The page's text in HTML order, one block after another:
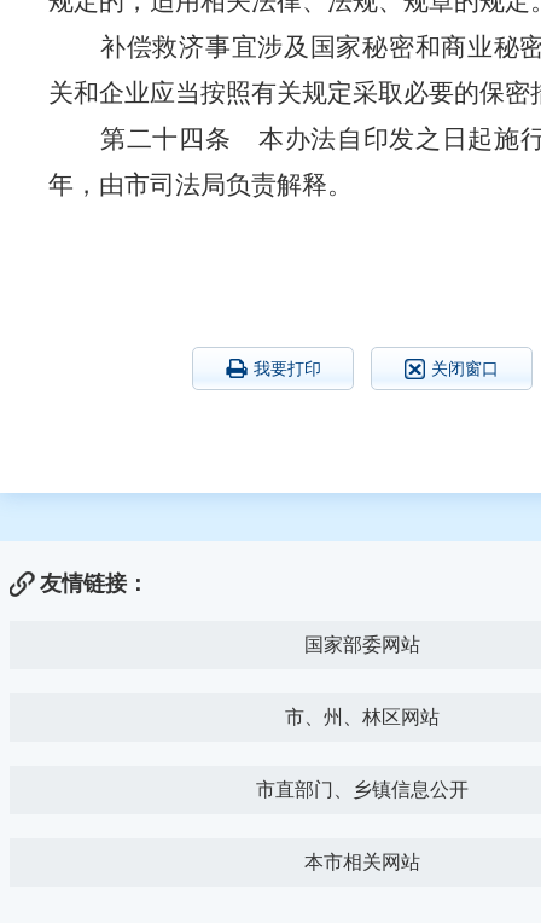
补偿救济事宜涉及国家秘密和商业秘
关和企业应当按照有关规定采取必要的保密
第二十四条
本办法自印发之日起施
年，由市司法局负责解释。
我要打印 关闭窗口
友情链接：
国家部委网站
市、州、林区网站
市直部门、乡镇信息公开
本市相关网站